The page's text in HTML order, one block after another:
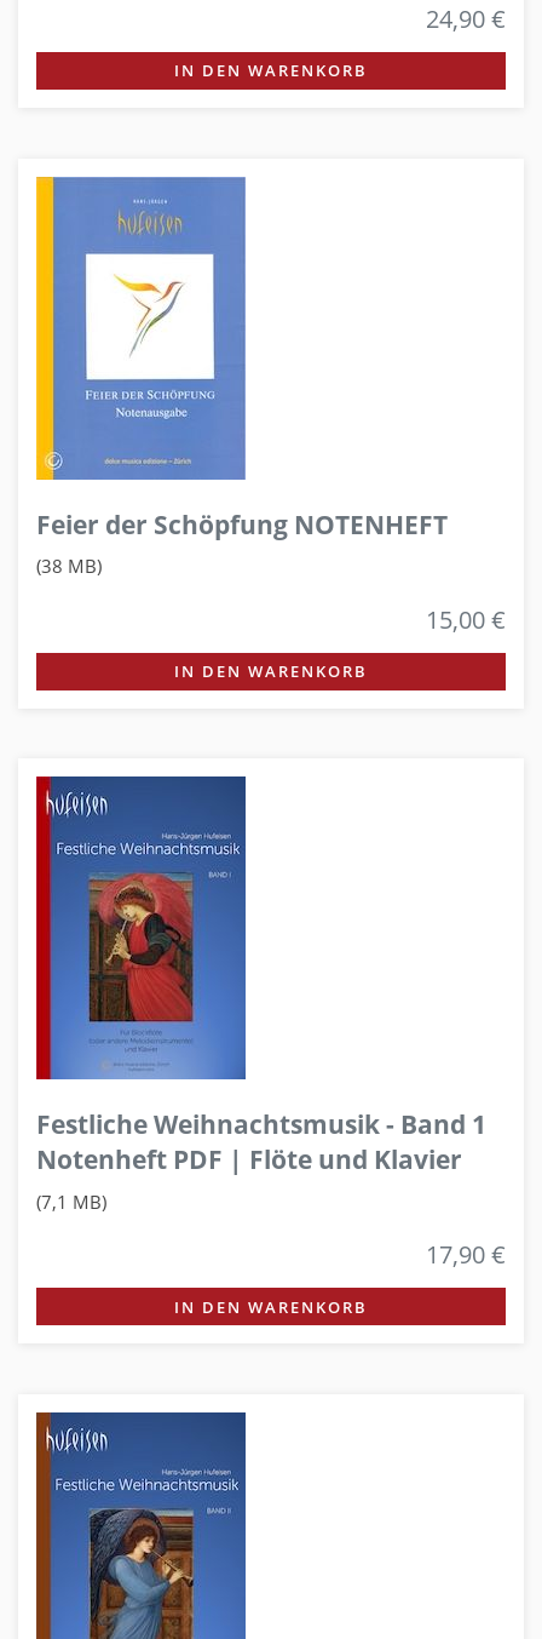
24,90 €
IN DEN WARENKORB
Feier der Schöpfung NOTENHEFT
(38 MB)
15,00 €
IN DEN WARENKORB
Festliche Weihnachtsmusik - Band 1
Notenheft PDF | Flöte und Klavier
(7,1 MB)
17,90 €
IN DEN WARENKORB